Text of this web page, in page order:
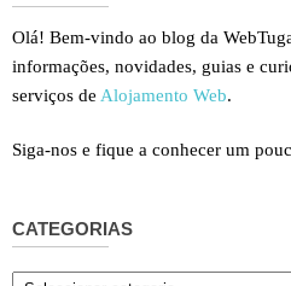
Olá! Bem-vindo ao blog da
informações, novidades, guias e
serviços de Alojamento Web.
Siga-nos e fique a conhecer um
CATEGORIAS
Categorias